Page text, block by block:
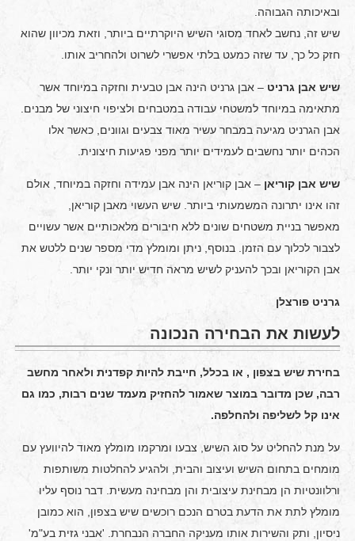
ובאיכותה הגבוהה.
שיש זה, נחשב לאחד מסוגי השיש היוקרתיים ביותר, וזאת מכיוון שהוא
חזק כל כך, עד שזה כמעט בלתי אפשרי לשרוט ולהחריב אותו.
שיש אבן גרניט – אבן גרניט הינה אבן טבעית וחזקה במיוחד אשר
מתאימה במיוחד למשטחי עבודה במטבחים ולציפוי חיצוני של מבנים.
אבן הגרניט מגיעה במבחר עשיר מאוד צבעים וגוונים, כאשר אלו
הכהים יותר נחשבים לעמידים יותר מפני פגיעות חיצונית.
שיש אבן קוריאן – אבן קוריאן הינה אבן עמידה וחזקה במיוחד, אולם
זהו אינו יתרונה המשמעותי ביותר. שיש העשוי מאבן קוריאן,
מאפשר בניית משטחים שונים ללא חיבורים מלאכותיים אשר עשויים
לצבור לכלוך עם הזמן. בנוסף, ניתן ומומלץ מדי מספר שנים ללטש את
אבן הקוריאן ובכך להעניק לשיש מראה חדיש יותר ונקי יותר.
גרניט פורצלן
לעשות את הבחירה הנכונה
בחירת שיש בצפון , או בכלל, חייבת להיות קפדנית ולאחר מחשב
רבה, שכן מדובר במוצר שאמור להחזיק מעמד שנים רבות, כמו גם
אינו קל לשליפה ולהחלפה.
על מנת להחליט על סוג השיש, צבעו ומרקמו מומלץ מאוד להיוועץ עם
מומחים בתחום השיש ועיצוב והבית, ולהגיע להחלטות משותפות
ורלוונטיות הן מבחינת עיצובית והן מבחינה מעשית. דבר נוסף עליו
מומלץ לתת את הדעת בטרם הנכם רוכשים שיש בצפון, הוא כמובן
ניסיון, ותק והשירות אותו מעניקה החברה הנבחרת. 'אבני גזית בע"מ'